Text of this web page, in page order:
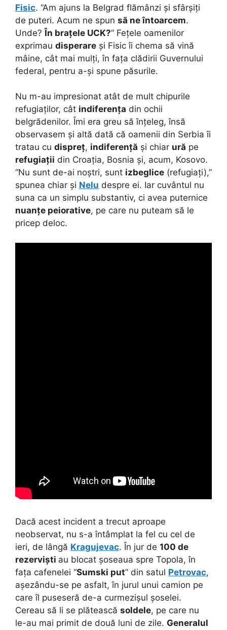
Fisic. “Am ajuns la Belgrad flămânzi și sfârșiți
de puteri. Acum ne spun să ne întoarcem.
Unde?În brațele UCK?” Fețele oamenilor
exprimau disperare și Fisic îi chema să vină
mâine, cât mai mulți, în fața clădirii Guvernului
federal, pentru a-și spune păsurile.
Nu m-au impresionat atât de mult chipurile
refugiaților, cât indiferența din ochii
belgrădenilor. Îmi era greu să înțeleg, însă
observasem și altă dată că oamenii din Serbia îi
tratau cu dispreț, indiferență și chiar ură pe
refugiații din Croația, Bosnia și, acum, Kosovo.
“Nu sunt de-ai noștri, sunt izbeglice (refugiați),”
spunea chiar și Nelu despre ei. Iar cuvântul nu
suna ca un simplu substantiv, ci avea puternice
nuanțe peiorative, pe care nu puteam să le
pricep deloc.
Dacă acest incident a trecut aproape
neobservat, nu s-a întâmplat la fel cu cel de
ieri, de lângă Kragujevac. În jur de 100 de
rezerviști au blocat șoseaua spre Topola, în
fața cafenelei “Sumski put” din satul Petrovac,
așezându-se pe asfalt, în jurul unui camion pe
care îl puseseră de-a curmezișul șoselei.
Cereau să li se plătească soldele, pe care nu
le-au mai primit de două luni de zile. Generalul